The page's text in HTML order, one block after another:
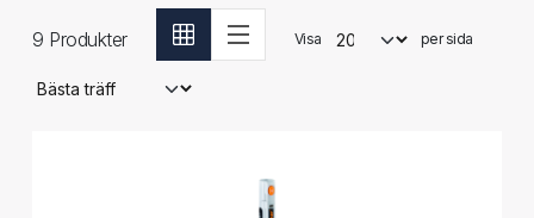
9 Produkter Visa per sida